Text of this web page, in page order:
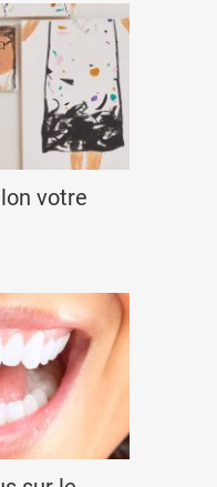
votre